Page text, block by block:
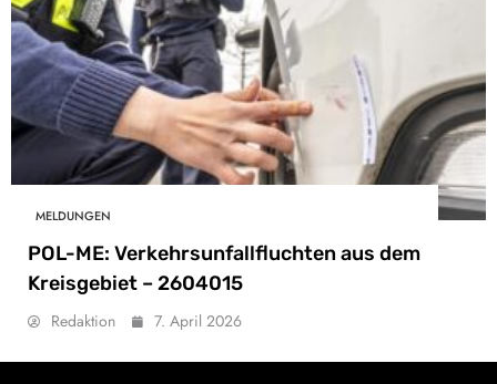
MELDUNGEN
POL-ME: Verkehrsunfallfluchten aus dem
Kreisgebiet – 2604015
Redaktion 7. April 2026